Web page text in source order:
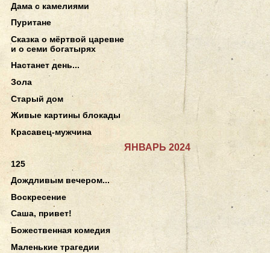
Дама с камелиями
Пуритане
Сказка о мёртвой царевне
и о семи богатырях
Настанет день...
Зола
Старый дом
Живые картины блокады
Красавец-мужчина
ЯНВАРЬ 2024
125
Дождливым вечером...
Воскресение
Саша, привет!
Божественная комедия
Маленькие трагедии